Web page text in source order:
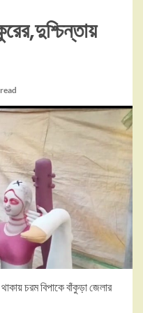
চরম বিপাকে বাঁকুড়া জেলার